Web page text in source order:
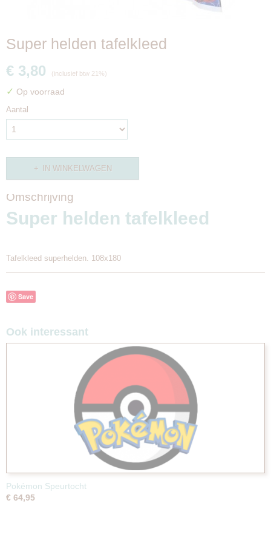
Super helden tafelkleed
€ 3,80 (inclusief btw 21%)
✓ Op voorraad
Aantal
IN WINKELWAGEN
Omschrijving
Super helden tafelkleed
Tafelkleed superhelden. 108x180
Save
Ook interessant
Pokémon Speurtocht
€ 64,95